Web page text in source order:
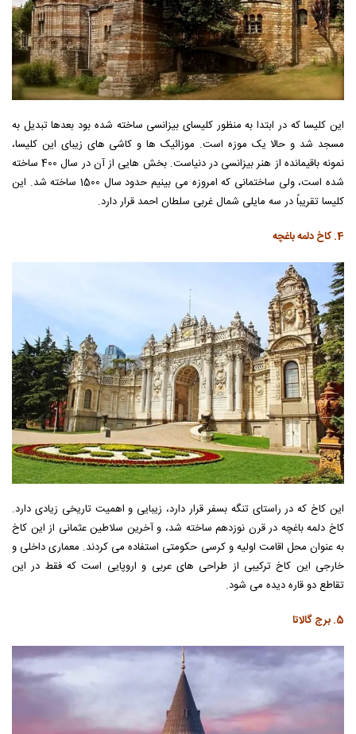
این کلیسا که در ابتدا به منظور کلیسای بیزانسی ساخته شده بود بعدها تبدیل به
مسجد شد و حالا یک موزه است. موزائیک ها و کاشی های زیبای این کلیسا،
نمونه باقیمانده از هنر بیزانسی در دنیاست. بخش هایی از آن در سال 400 ساخته
شده است، ولی ساختمانی که امروزه می بینیم حدود سال 1500 ساخته شد. این
کلیسا تقریباً در سه مایلی شمال غربی سلطان احمد قرار دارد.
4. کاخ دلمه باغچه
این کاخ که در راستای تنگه بسفر قرار دارد، زیبایی و اهمیت تاریخی زیادی دارد.
کاخ دلمه باغچه در قرن نوزدهم ساخته شد، و آخرین سلاطین عثمانی از این کاخ
به عنوان محل اقامت اولیه و کرسی حکومتی استفاده می کردند. معماری داخلی و
خارجی این کاخ ترکیبی از طراحی های عربی و اروپایی است که فقط در این
تقاطع دو قاره دیده می شود.
5. برج گالاتا